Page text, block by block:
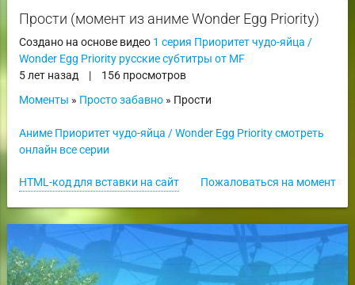
Прости (момент из аниме Wonder Egg Priority)
Создано на основе видео 1 серия Приоритет чудо-яйца /
Wonder Egg Priority русские субтитры от MF
5 лет назад
|
156 просмотров
Моменты » Просто забавно» Прости
Аниме Приоритет чудо-яйца / Wonder Egg Priority смотреть
онлайн все серии
Пожаловаться на момент
HTML-код для вставки на сайт